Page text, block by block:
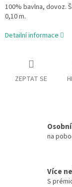
100% bavlna, dovoz.
0,10 m.
Detailní informace
ZEPTAT SE
na
Více
S